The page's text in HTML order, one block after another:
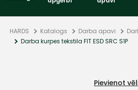
HARDS Katalogs Darba apavi
Darba kurpes tekstila FIT ESD SRC S1P
Pievienot